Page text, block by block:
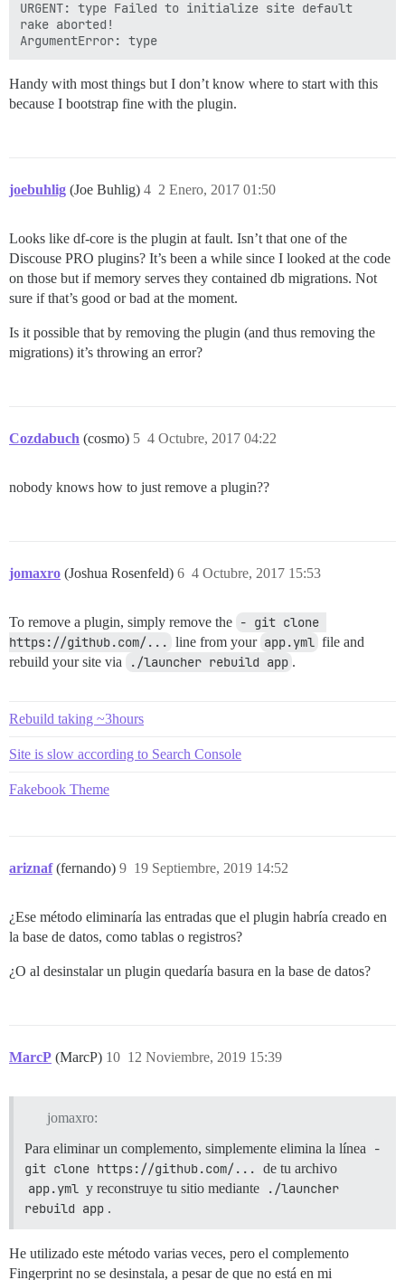
URGENT: type Failed to initialize site default
rake aborted!
Handy with most things but I don’t know where to start with this
because I bootstrap fine with the plugin.
joebuhlig (Joe Buhlig) 2 Enero, 2017 01:50
4
Looks like df-core is the plugin at fault. Isn’t that one of the
Discouse PRO plugins? It’s been a while since I looked at the code
on those but if memory serves they contained db migrations. Not
sure if that’s good or bad at the moment.
Is it possible that by removing the plugin (and thus removing the
migrations) it’s throwing an error?
Cozdabuch (cosmo) 4 Octubre, 2017 04:22
5
nobody knows how to just remove a plugin??
jomaxro (Joshua Rosenfeld) 4 Octubre, 2017 15:53
6
To remove a plugin, simply remove the - git clone
https://github.com/... line from your app.yml file and
rebuild your site via
./launcher rebuild app .
Rebuild taking ~3hours
Site is slow according to Search Console
Fakebook Theme
ariznaf (fernando) 19 Septiembre, 2019 14:52
9
¿Ese método eliminaría las entradas que el plugin habría creado en
la base de datos, como tablas o registros?
¿O al desinstalar un plugin quedaría basura en la base de datos?
MarcP (MarcP) 12 Noviembre, 2019 15:39
10
jomaxro:
Para eliminar un complemento, simplemente elimina la línea
-
git clone https://github.com/... de tu archivo
app.yml y reconstruye tu sitio mediante
./launcher
rebuild app .
He utilizado este método varias veces, pero el complemento
Fingerprint no se desinstala, a pesar de que no está en mi